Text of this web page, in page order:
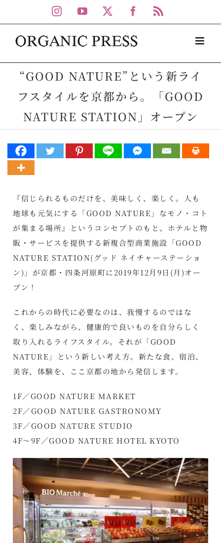
to
content
Instagram
YouTube Facebook
“GOOD NATURE”という新ライ
フスタイルを京都から。「GOOD
NATURE STATION」オープン
『信じられるものだけを、美味しく、楽しく。人も
地球も元気にする「GOOD NATURE」なモノ・コト
が集まる場所』というコンセプトのもと、ホテルと物
販・サービスを提供する新複合型商業施設「GOOD
NATURE STATION(グッド ネイチャーステーショ
ン)」が京都・四条河原町に2019年12月9日(月)オー
プン！
これからの時代に必要なのは、我慢するのではな
く、楽しみながら、健康的で良いものを自分らしく
取り入れるライフスタイル。それが「GOOD
NATURE」という新しい考え方。新たな食、宿泊、
美容、体験を、ここ京都の地から発信します。
1F／GOOD NATURE MARKET
2F／GOOD NATURE GASTRONOMY
3F／GOOD NATURE STUDIO
4F～9F／GOOD NATURE HOTEL KYOTO